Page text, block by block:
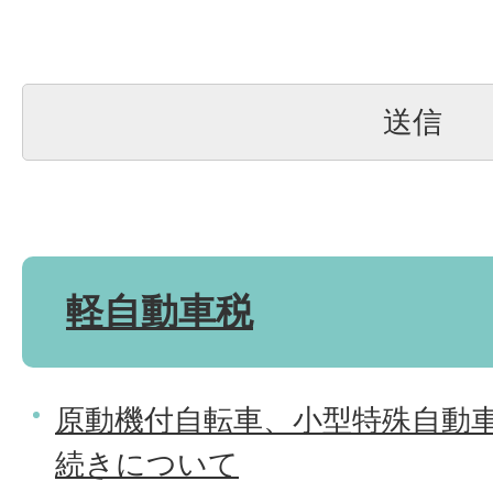
軽自動車税
原動機付自転車、小型特殊自動
続きについて